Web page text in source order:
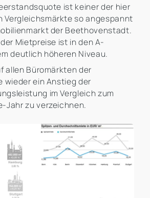
ist keiner der hier
Vergleichsmärkte so angespannt
der Beethovenstadt.
Mietpreise ist in den A-
deutlich höheren Niveau.
allen Büromärkten der
wieder ein Anstieg der
im Vergleich zum
Jahr zu verzeichnen.